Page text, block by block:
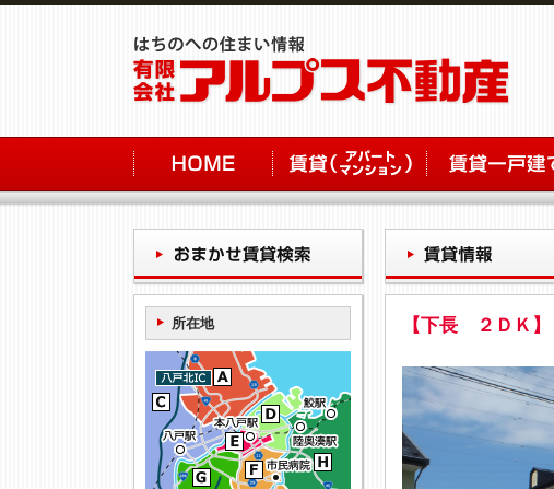
所在地 【下長 ２ＤＫ